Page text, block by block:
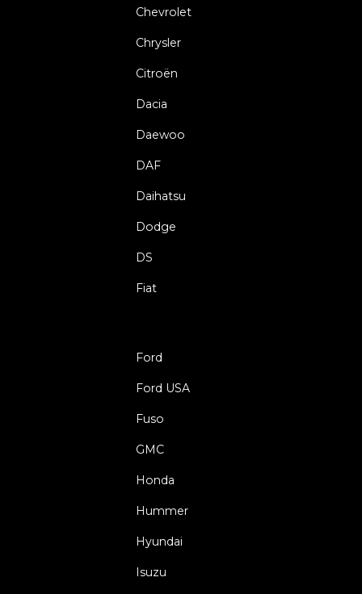
Chevrolet
Chrysler
Citroën
Dacia
Daewoo
DAF
Daihatsu
Dodge
DS
Fiat
Ford
Ford USA
Fuso
GMC
Honda
Hummer
Hyundai
Isuzu